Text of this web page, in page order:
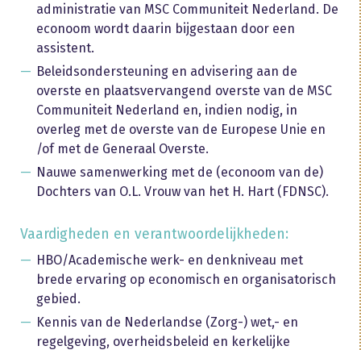
administratie van MSC Communiteit Nederland. De
econoom wordt daarin bijgestaan door een
assistent.
Beleidsondersteuning en advisering aan de
overste en plaatsvervangend overste van de MSC
Communiteit Nederland en, indien nodig, in
overleg met de overste van de Europese Unie en
/of met de Generaal Overste.
Nauwe samenwerking met de (econoom van de)
Dochters van O.L. Vrouw van het H. Hart (FDNSC).
Vaardigheden en verantwoordelijkheden:
HBO/Academische werk- en denkniveau met
brede ervaring op economisch en organisatorisch
gebied.
Kennis van de Nederlandse (Zorg-) wet,- en
regelgeving, overheidsbeleid en kerkelijke